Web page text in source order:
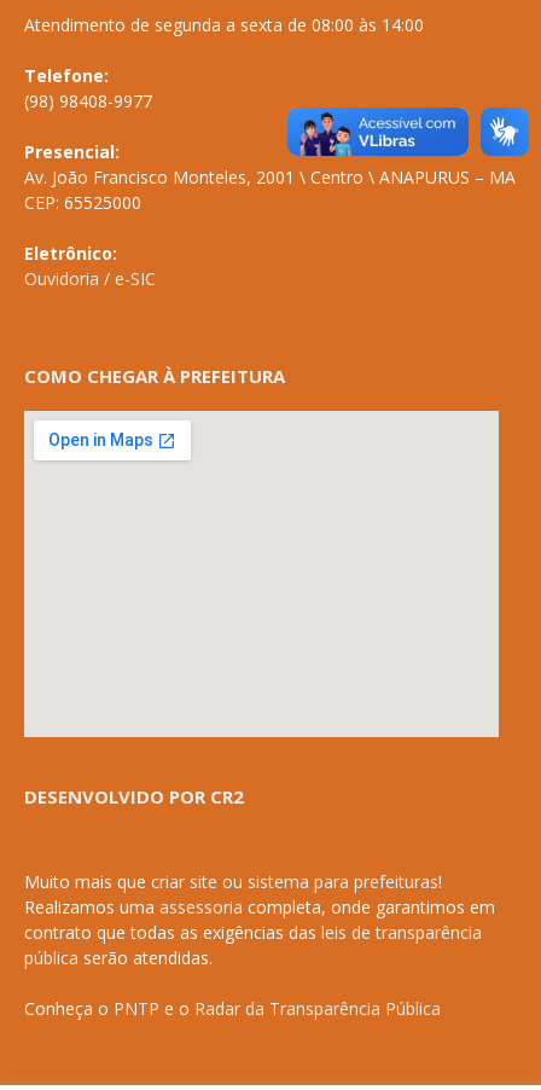
Atendimento de segunda a sexta de 08:00 às 14:00
Telefone:
(98) 98408-9977
Presencial:
Av. João Francisco Monteles, 2001 \ Centro \ ANAPURUS – MA
CEP: 65525000
Eletrônico:
Ouvidoria / e-SIC
COMO CHEGAR À PREFEITURA
DESENVOLVIDO POR CR2
Muito mais que criar site ou sistema para prefeituras!
Realizamos uma assessoria completa, onde garantimos em
contrato que todas as exigências das leis de transparência
pública serão atendidas.
Conheça o PNTP e o Radar da Transparência Pública